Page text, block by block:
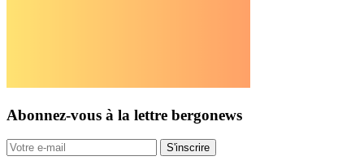
Abonnez-vous à la lettre bergonews
S'inscrire